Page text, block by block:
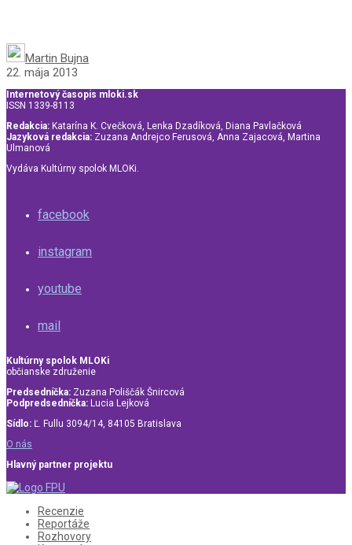
Martin Bujna
22. mája 2013
Internetový časopis mloki.sk
ISSN 1339-8113
Redakcia: Katarína K. Cvečková, Lenka Dzadíková, Diana Pavlačková
Jazyková redakcia: Zuzana Andrejco Ferusová, Anna Zajacová, Martina
Ulmanová
Vydáva Kultúrny spolok MLOKi.
facebook
instagram
youtube
mail
Kultúrny spolok MLOKi
občianske združenie
Predsedníčka: Zuzana Poliščák Šnircová
Podpredsedníčka: Lucia Lejková
Sídlo: Ľ. Fullu 3094/14, 84105 Bratislava
O nás
Hlavný partner projektu
Recenzie
Reportáže
Rozhovory